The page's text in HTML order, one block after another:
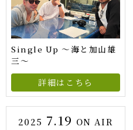
Single Up 〜海と加山雄
三〜
詳細はこちら
2025 7.19 ON AIR